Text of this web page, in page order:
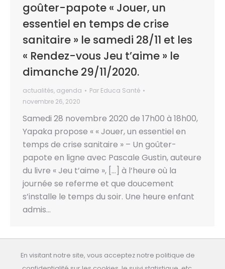
En visitant notre site, vous acceptez notre politique de
goûter-papote « Jouer, un
essentiel en temps de crise
sanitaire » le samedi 28/11 et les
« Rendez-vous Jeu t’aime » le
dimanche 29/11/2020.
actualités, agenda Par Educa Santé
novembre 26, 2020
Samedi 28 novembre 2020 de 17h00 à 18h00,
Yapaka propose « « Jouer, un essentiel en
temps de crise sanitaire » – Un goûter-
papote en ligne avec Pascale Gustin, auteure
du livre « Jeu t’aime », […] à l’heure où la
journée se referme et que doucement
s’installe le temps du soir. Une heure enfant
admis…